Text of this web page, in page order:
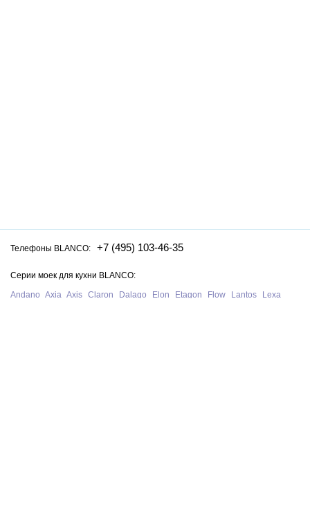
Телефоны BLANCO: +7 (495) 103-46-35
Серии моек для кухни BLANCO:
Andano Axia Axis Claron Dalago Elon Etagon Flow Lantos
Lexa